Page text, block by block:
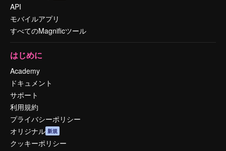
API
モバイルアプリ
すべてのMagnificツール
はじめに
Academy
ドキュメント
サポート
利用規約
プライバシーポリシー
オリジナル 新規
クッキーポリシー